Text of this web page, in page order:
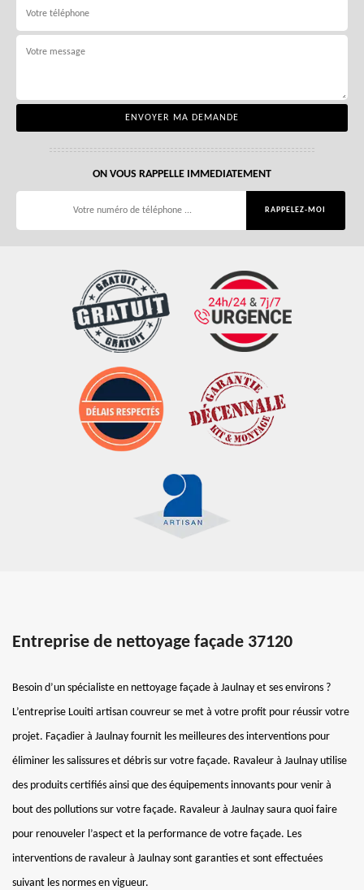
ON VOUS RAPPELLE IMMEDIATEMENT
Entreprise de nettoyage façade 37120
Besoin d’un spécialiste en nettoyage façade à Jaulnay et ses environs ?
L’entreprise Louiti artisan couvreur se met à votre profit pour réussir votre
projet. Façadier à Jaulnay fournit les meilleures des interventions pour
éliminer les salissures et débris sur votre façade. Ravaleur à Jaulnay utilise
des produits certifiés ainsi que des équipements innovants pour venir à
bout des pollutions sur votre façade. Ravaleur à Jaulnay saura quoi faire
pour renouveler l’aspect et la performance de votre façade. Les
interventions de ravaleur à Jaulnay sont garanties et sont effectuées
suivant les normes en vigueur.